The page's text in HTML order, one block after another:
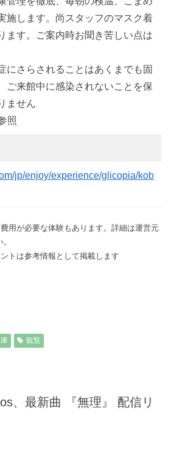
施します。尚スタッフのマスク着
ます。ご案内時お聞き苦しい点は
にさらされることはあくまでも固
ご来館中に感染されないことを保
ません
照
jp/enjoy/experience/glicopia/kob
用が必要な体験もあります。詳細は運営元
トは参考情報として掲載します
観覧
、最新曲 『無理』 配信リ